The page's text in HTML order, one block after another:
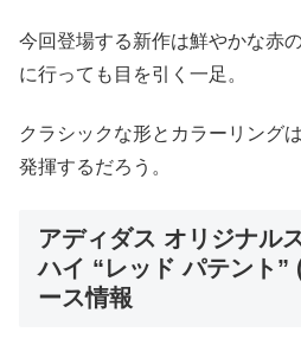
今回登場する新作は鮮やかな赤
に行っても目を引く一足。
クラシックな形とカラーリング
発揮するだろう。
アディダス オリジナル
ハイ “レッド パテント”
ース情報